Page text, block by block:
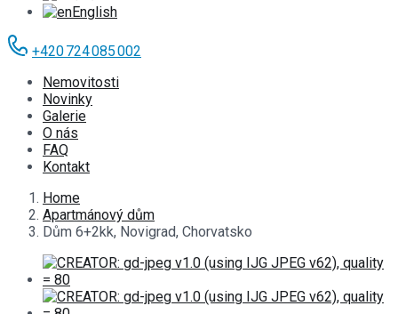
English
+420 724 085 002
Nemovitosti
Novinky
Galerie
O nás
FAQ
Kontakt
Home
Apartmánový dům
Dům 6+2kk, Novigrad, Chorvatsko